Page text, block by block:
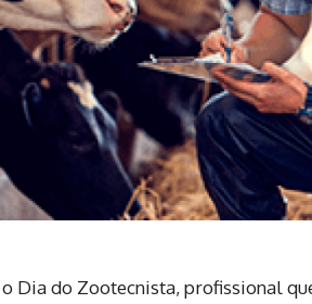
Dia do Zootecnista, profissional